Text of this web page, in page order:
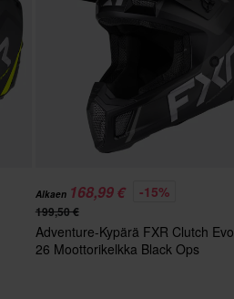
Alkaen 168,99 € -15%
199,50 €
Adventure-Kypärä FXR Clutch Evo
26 Moottorikelkka Black Ops